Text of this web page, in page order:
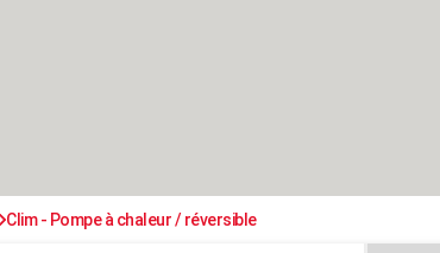
Clim - Pompe à chaleur / réversible